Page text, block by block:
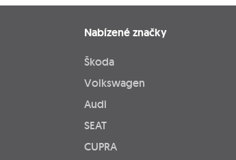
Nabízené značky
Škoda
Volkswagen
Audi
SEAT
CUPRA